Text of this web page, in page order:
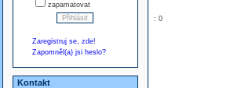
zapamatovat
Zaregistruj se, zde!
Zapomněl(a) jsi heslo?
Kontakt
: 0